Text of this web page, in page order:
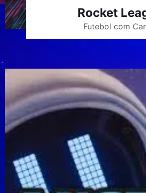
Rocket
Futebol com